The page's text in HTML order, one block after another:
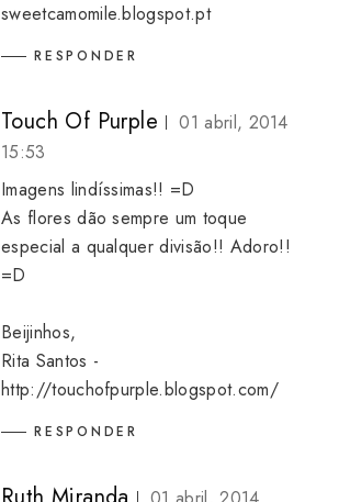
sweetcamomile.blogspot.pt
RESPONDER
Touch Of Purple
01 abril, 2014
15:53
Imagens lindíssimas!! =D
As flores dão sempre um toque
especial a qualquer divisão!! Adoro!!
=D
Beijinhos,
Rita Santos -
http://touchofpurple.blogspot.com/
RESPONDER